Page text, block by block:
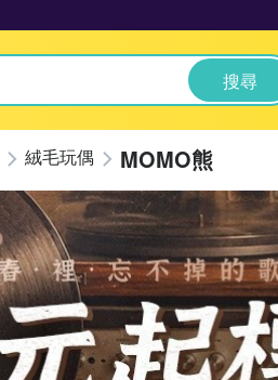
搜尋
絨毛玩偶 MOMO熊